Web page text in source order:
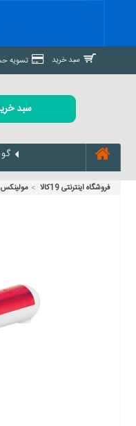
سبد خرید تسویه
سبد
فروشگاه اینترنتی 19کالا مولینکس